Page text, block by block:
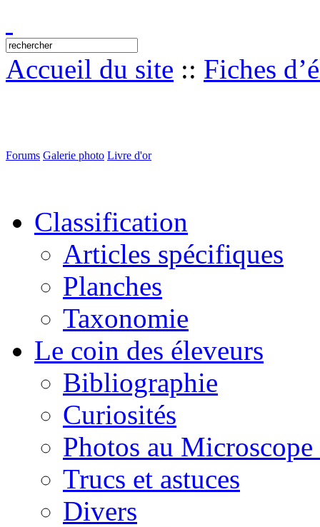
Accueil du site :: Fiches
Forums Galerie photo Livre d'or
Classification
Articles spécifiques
Planches
Taxonomie
Le coin des éleveurs
Bibliographie
Curiosités
Photos au
Trucs et astuces
Divers